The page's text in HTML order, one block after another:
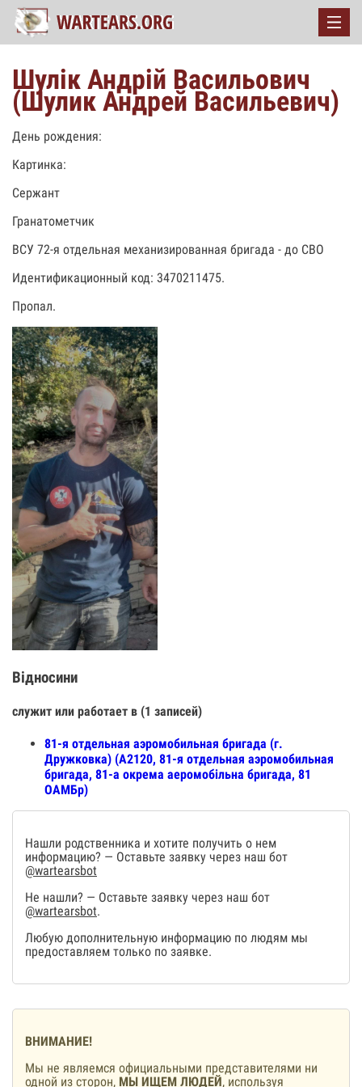
Шулік Андрій Васильович
(Шулик Андрей Васильевич)
День рождения:
Картинка:
Сержант
Гранатометчик
ВСУ 72-я отдельная механизированная бригада - до СВО
Идентификационный код: 3470211475.
Пропал.
Відносини
служит или работает в (1 записей)
81-я отдельная аэромобильная бригада (г.
Дружковка) (А2120, 81-я отдельная аэромобильная
бригада, 81-а окрема аеромобільна бригада, 81
ОАМБр)
Нашли родственника и хотите получить о нем
информацию? — Оставьте заявку через наш бот
@wartearsbot
Не нашли? — Оставьте заявку через наш бот
@wartearsbot.
Любую дополнительную информацию по людям мы
предоставляем только по заявке.
ВНИМАНИЕ!
Мы не являемся официальными представителями ни
одной из сторон, МЫ ИЩЕМ ЛЮДЕЙ, используя